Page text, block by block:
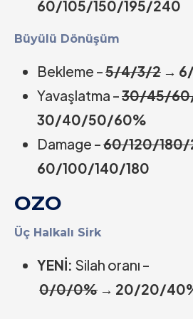
60/105/150/195/240
Büyülü Dönüşüm
Bekleme –5/4/3/2 →
Yavaşlatma –30/45/
30/40/50/60%
Damage –60/120/
60/100/140/180
OZO
Üç Halkalı Sirk
YENİ: Silah oranı –
0/0/0% → 20/20/